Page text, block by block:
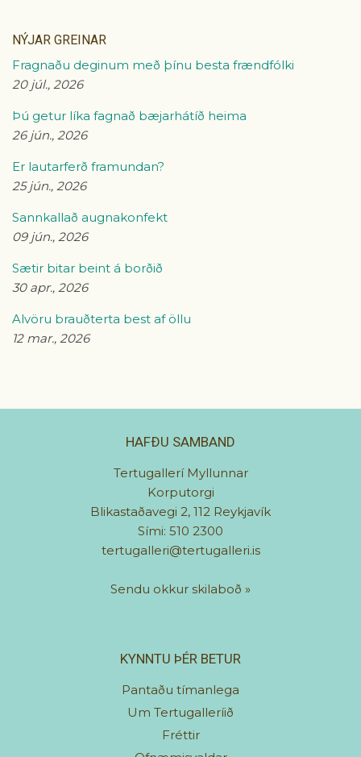
NÝJAR GREINAR
Fragnaðu deginum með þínu besta frændfólki
20 júl., 2026
Þú getur líka fagnað bæjarhátíð heima
26 jún., 2026
Er lautarferð framundan?
25 jún., 2026
Sannkallað augnakonfekt
09 jún., 2026
Sætir bitar beint á borðið
30 apr., 2026
Alvöru brauðterta best af öllu
12 mar., 2026
HAFÐU SAMBAND
Tertugallerí Myllunnar
Korputorgi
Blikastaðavegi 2, 112 Reykjavík
Sími: 510 2300
tertugalleri@tertugalleri.is
Sendu okkur skilaboð »
KYNNTU ÞÉR BETUR
Pantaðu tímanlega
Um Tertugalleríið
Fréttir